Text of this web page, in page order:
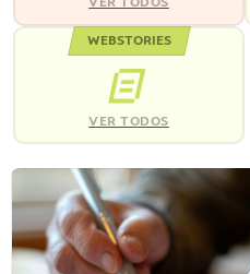
WEBSTORIES
VER TODOS